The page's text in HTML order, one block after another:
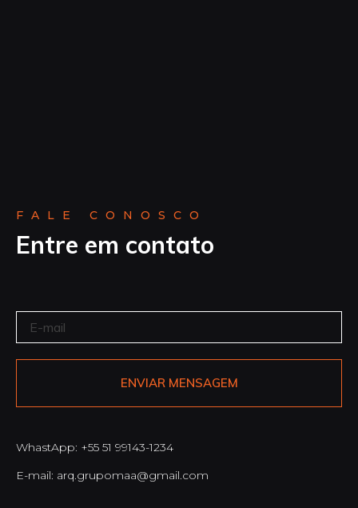
FALE CONOSCO
Entre em contato
ENVIAR MENSAGEM
WhastApp: +55 51 99143-1234
E-mail: arq.grupomaa@gmail.com